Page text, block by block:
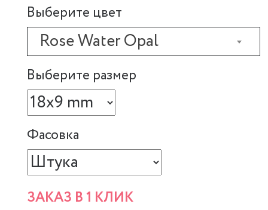
Выберите цвет
Rose Water Opal
Выберите размер
Фасовка
ЗАКАЗ В 1 КЛИК